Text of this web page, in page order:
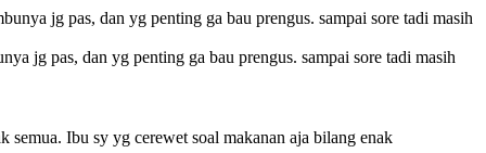
jg pas, dan yg penting ga bau prengus. sampai sore tadi masih
Ibu sy yg cerewet soal makanan aja bilang enak